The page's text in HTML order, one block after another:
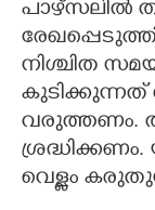
പാഴ്സലിൽ
നിശ്ചിത
കുടിക്കുന്നത്
വരുത്തണം.
വെള്ളം